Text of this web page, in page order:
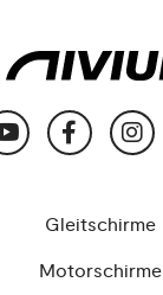
Gleitschirme
Motorschirme